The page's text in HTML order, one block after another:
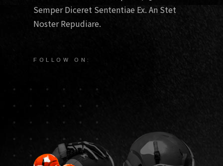
Semper Diceret Sententiae Ex. An Stet
Noster Repudiare.
FOLLOW ON: